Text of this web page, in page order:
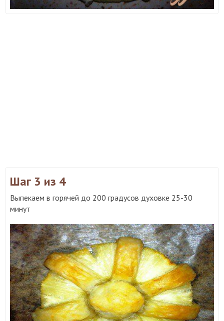
Шаг 3 из 4
Выпекаем в горячей до 200 градусов духовке 25-30
минут